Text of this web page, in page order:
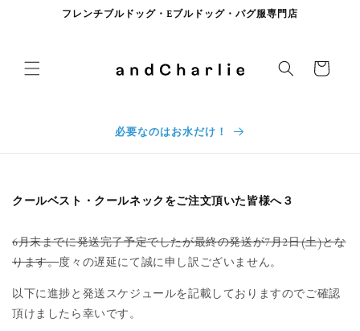
ンテンツに進むフレンチブルドッグ・Eブルドッグ・パグ服専門店
カート
必要なのはお水だけ！
クールベスト・クールネックをご注文頂いた皆様へ３
6月末までに発送完了予定でしたが最終の発送が7月2日(土)とな
ります。度々の遅延にて誠に申し訳ございません。
以下に進捗と発送スケジュールを記載しておりますのでご確認
頂けましたら幸いです。